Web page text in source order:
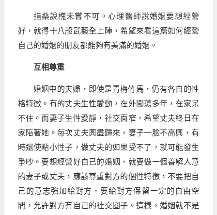
指桑說槐未嘗不可。心理醫師說婚姻要想經營
好，就得十八般武藝全上陣，希望來看這篇如何經營
自己的婚姻的朋友都能夠有美滿的婚姻。
互相尊重
婚姻中的夫婦，即使是青梅竹馬，仍有各自的性
格特徵。有的丈夫生性愛動，在外闖蕩多年，在家呆
不住。而妻子生性愛靜，社交面窄，希望丈夫終日在
家陪著她。每次丈夫興盡歸來，妻子一臉不高興，有
時還使點小性子，做丈夫的如果受不了，就可能發生
爭吵。要想經營好自己的婚姻，就要做一個善解人意
的妻子或丈夫，應該尊重對方的個性特徵，不要把自
己的意志強加給對方，要給對方保留一定的自由空
間，允許對方有自己的社交圈子。這樣，婚姻就不是